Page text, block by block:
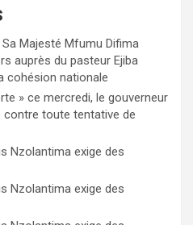
Majesté Mfumu Difima
auprès du pasteur Ejiba
cohésion nationale
» ce mercredi, le gouverneur
contre toute tentative de
Nzolantima exige des
Nzolantima exige des